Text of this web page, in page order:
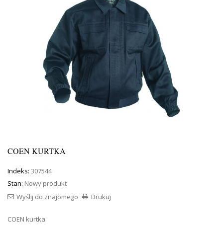
COEN KURTKA
Indeks: 307544
Stan: Nowy produkt
Drukuj
Wyślij do znajomego
COEN kurtka